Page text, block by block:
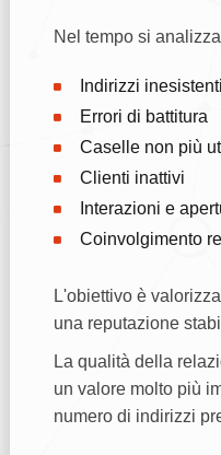
Nel tempo si
Indirizzi inesistenti
Errori di battitura
Caselle non più
Clienti inattivi
Interazioni e
Coinvolgimento
L'obiettivo è
una reputazione
La qualità della
un valore molto più
numero di indirizzi